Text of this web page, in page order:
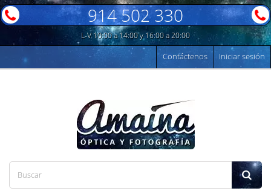
914 502 330
L-V 10:00 a 14:00 y 16:00 a 20:00
Iniciar sesión
Contáctenos